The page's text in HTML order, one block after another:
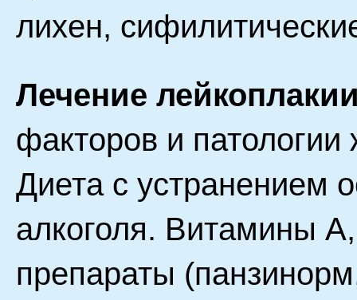
лихен,
Лечение
факторов и патологии
Диета с устранением
алкоголя. Витамины
препараты